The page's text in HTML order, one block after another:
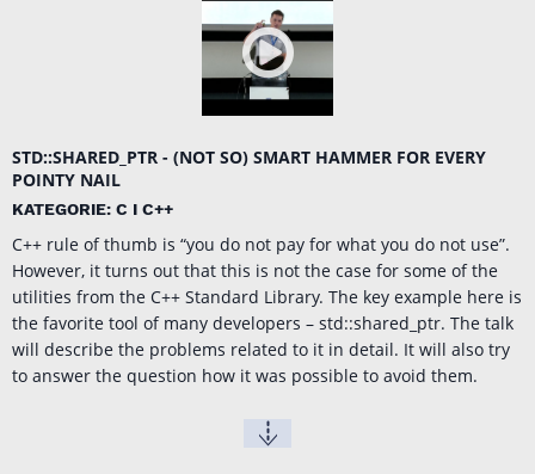
STD::SHARED_PTR - (NOT SO) SMART HAMMER FOR EVERY
POINTY NAIL
KATEGORIE: C I C++
C++ rule of thumb is “you do not pay for what you do not use”.
However, it turns out that this is not the case for some of the
utilities from the C++ Standard Library. The key example here is
the favorite tool of many developers – std::shared_ptr. The talk
will describe the problems related to it in detail. It will also try
to answer the question how it was possible to avoid them.